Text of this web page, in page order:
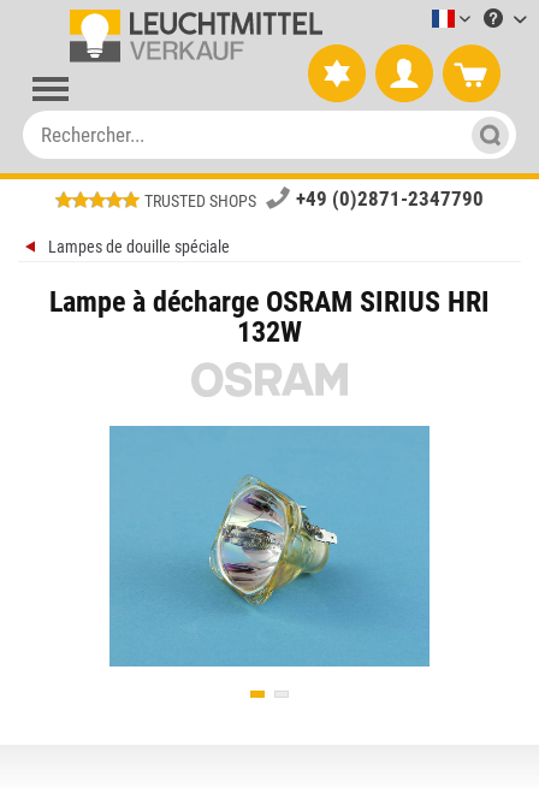
TRUSTED SHOPS +49 (0)2871-2347790
Lampes de douille spéciale
Lampe à décharge OSRAM SIRIUS HRI
132W